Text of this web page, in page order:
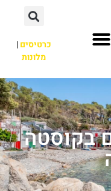
כרטיסים|
מלונות
בקוסטה